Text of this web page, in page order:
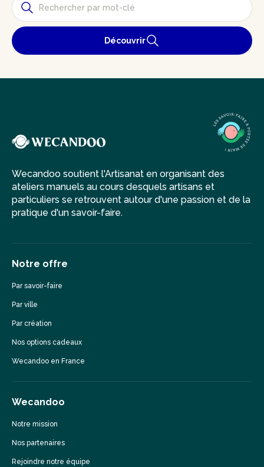
Découvrir
Wecandoo soutient l'Artisanat en organisant des
ateliers manuels au cours desquels artisans et
particuliers se retrouvent autour d'une passion et de la
pratique d'un savoir-faire.
Notre offre
Par savoir-faire
Par ville
Par création
Nos options cadeaux
Wecandoo en France
Wecandoo
Notre mission
Nos partenaires
Rejoindre notre équipe